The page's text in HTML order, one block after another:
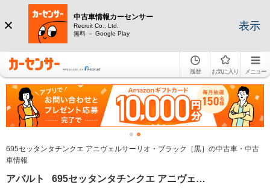
中古車情報カーセンサー
Recruit Co., Ltd.
無料 － Google Play
表示
履歴 お気に入り メニュー
695セッタンタチンクエ アニヴェルサーリオ・ブラック［黒］の中古車・中古
車情報
アバルト 695セッタンタチンクエ アニヴェルサーリオ ブラック系